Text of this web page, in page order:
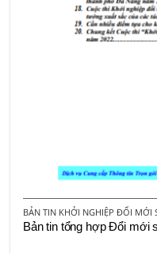
BẢN TIN KHỞI NGHIỆP ĐỔI MỚI
Bản tin tổng hợp Đổi mới